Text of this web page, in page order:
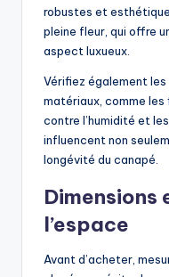
robustes et
pleine fleur, qui offre
aspect luxueux.
Vérifiez également
matériaux, comme
contre l’humidité et
influencent non
longévité du canapé.
l’espace
Avant d’acheter,